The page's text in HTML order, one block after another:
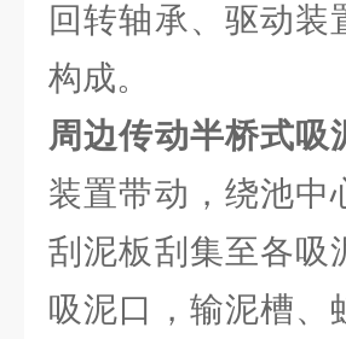
回转轴承、驱动
构成。
周边传动半桥式吸
装置带动，绕池中
刮泥板刮集至各吸
吸泥口，输泥槽、